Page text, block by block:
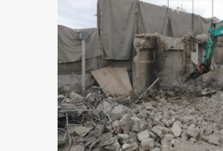
b
o
o
k